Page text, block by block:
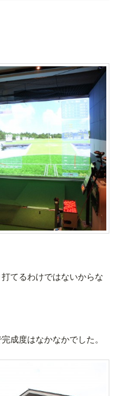
てるわけではないからな
成度はなかなかでした。